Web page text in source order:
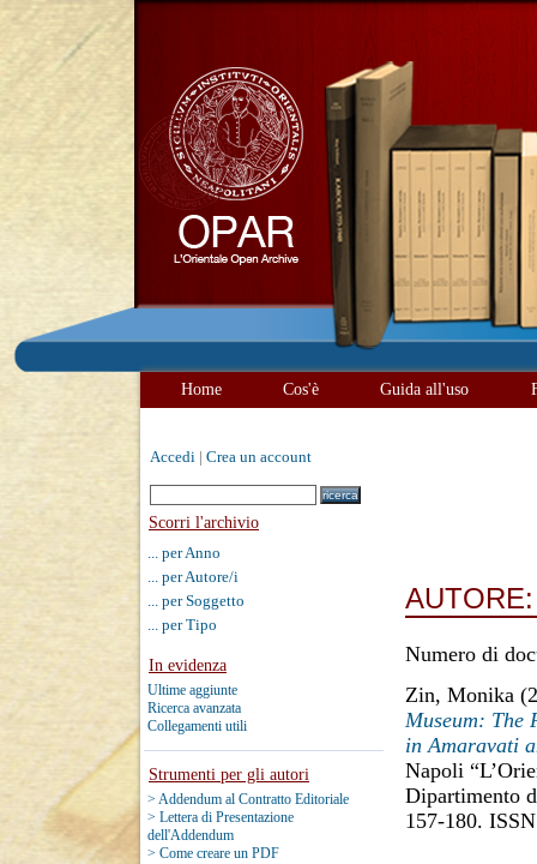
Home Cos'è Guida all'uso
Accedi Crea un account
Scorri l'archivio
... per Anno
... per Autore/i
... per Soggetto
... per Tipo
In evidenza
Ultime aggiunte
Ricerca avanzata
Collegamenti utili
Strumenti per gli autori
> Addendum al Contratto Editoriale
> Lettera di Presentazione
dell'Addendum
> Come creare un PDF
Numero di
Zin, Monika
Museum: The
in Amaravati
Napoli
Dipartimento
157-180.